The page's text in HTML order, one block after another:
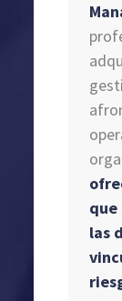
que
las